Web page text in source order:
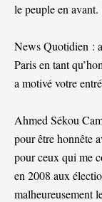
le peuple en avant.
News Quotidien :
Paris en tant
a motivé votre
Ahmed Sékou
pour être honnête
pour ceux qui me
en 2008 aux
malheureusement